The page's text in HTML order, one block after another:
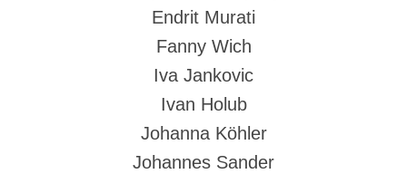
Endrit Murati
Fanny Wich
Iva Jankovic
Ivan Holub
Johanna Köhler
Johannes Sander